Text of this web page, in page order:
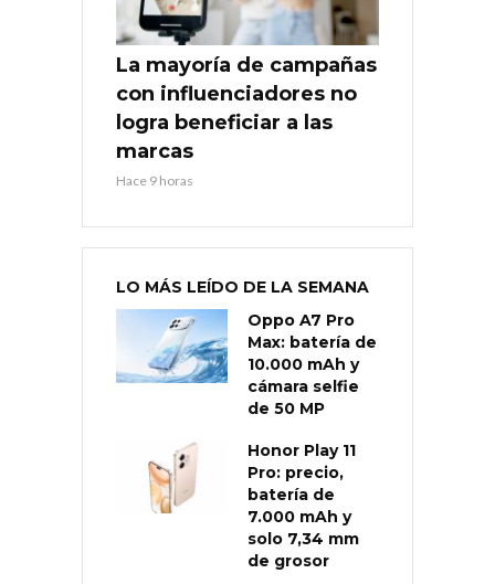
La mayoría de campañas
con influenciadores no
logra beneficiar a las
marcas
Hace 9 horas
LO MÁS LEÍDO DE LA SEMANA
Oppo A7 Pro
Max: batería de
10.000 mAh y
cámara selfie
de 50 MP
Honor Play 11
Pro: precio,
batería de
7.000 mAh y
solo 7,34 mm
de grosor